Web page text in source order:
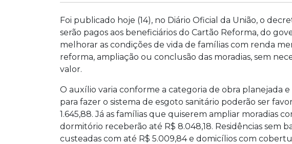
Foi publicado hoje (14), no Diário Oficial da União, o
serão pagos aos beneficiários do Cartão Reforma, do
melhorar as condições de vida de famílias com renda
reforma, ampliação ou conclusão das moradias, sem
valor.
O auxílio varia conforme a categoria de obra planejada e
para fazer o sistema de esgoto sanitário poderão ser
1.645,88. Já as famílias que quiserem ampliar moradias
dormitório receberão até R$ 8.048,18. Residências sem
custeadas com até R$ 5.009,84 e domicílios com